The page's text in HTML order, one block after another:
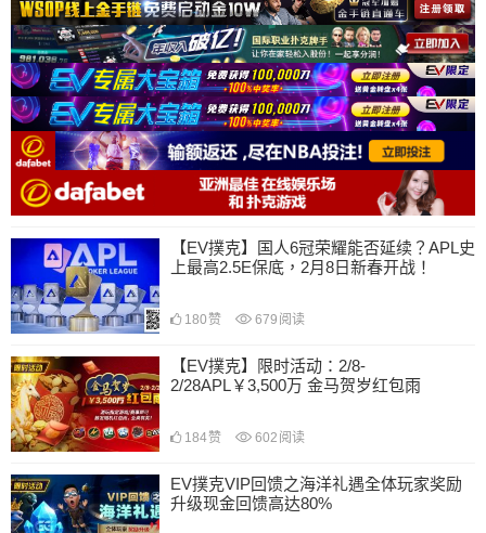
【EV撲克】国人6冠荣耀能否延续？APL史
上最高2.5E保底，2月8日新春开战！
180 赞 679 阅读
【EV撲克】限时活动：2/8-
2/28APL￥3,500万 金马贺岁红包雨
184赞 602 阅读
EV撲克VIP回馈之海洋礼遇全体玩家奖励
升级现金回馈高达80%